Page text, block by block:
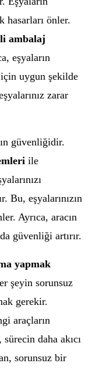
hasarları önler.
ambalaj
eşyaların
için uygun şekilde
zarar
güvenliğidir.
ile
Bu, eşyalarınızın
Ayrıca, aracın
güvenliği artırır.
yapmak
şeyin sorunsuz
gerekir.
araçların
daha akıcı
sorunsuz bir